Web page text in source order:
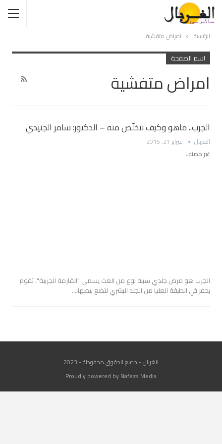
الرئيسية امراض متفشية
اسم الصفحة
امراض متفشية
الجرب.. ماهو وكيف نتخلّص منه – الدكتور: سامر الجنيدي
الغربال
فبراير 21, 2015
غير مصنف
الجرب هو مرض جلدي سببه نوع من العث يسمى "القارمة الجربية"، تقوم
بحفر في الطبقة العليا من الجلد البشري لتضع بيضها،…
الغربال - جميع الحقوق محفوظة - 2023
Proudly powered by Nafeza Media